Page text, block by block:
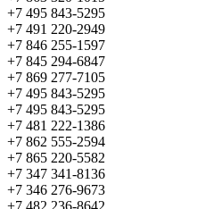
+7 495 843-5295
+7 491 220-2949
+7 846 255-1597
+7 845 294-6847
+7 869 277-7105
+7 495 843-5295
+7 495 843-5295
+7 481 222-1386
+7 862 555-2594
+7 865 220-5582
+7 347 341-8136
+7 346 276-9673
+7 482 236-8642